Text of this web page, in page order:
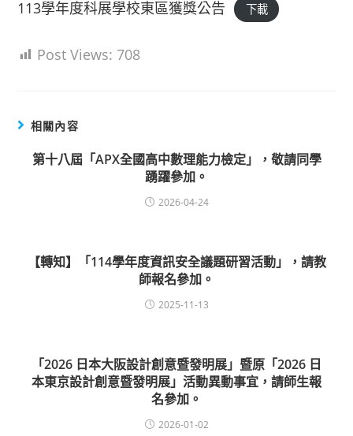
113學年度科展學校東區獲獎公告 下載
Post Views: 708
相關內容
第十八屆「APX全國高中數理能力檢定」，敬請同學
踴躍參加。
2026-04-24
【轉知】「114學年度資訊安全議題研習活動」，請教
師報名參加。
2025-11-13
「2026 日本大阪設計創意暨發明展」暨原「2026 日
本東京設計創意暨發明展」活動異動事宜，請師生報
名參加。
2026-01-02